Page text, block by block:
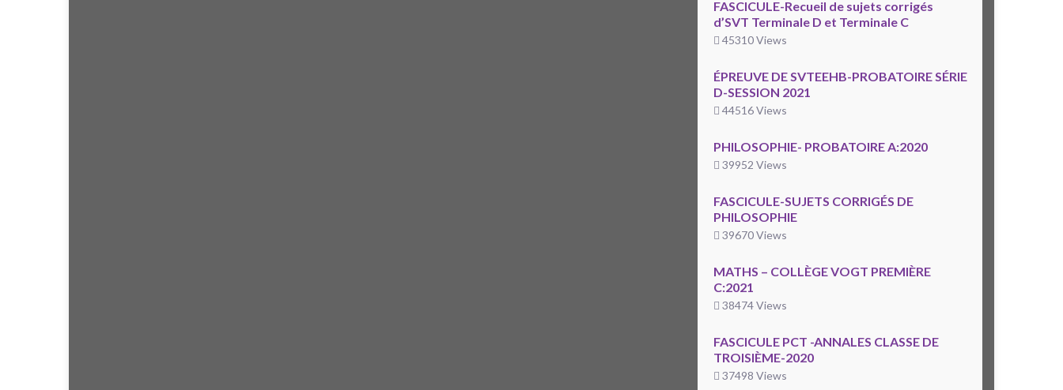
FASCICULE-Recueil de sujets corrigés
d’SVT Terminale D et Terminale C
45310 Views
ÉPREUVE DE SVTEEHB-PROBATOIRE SÉRIE
D-SESSION 2021
44516 Views
PHILOSOPHIE- PROBATOIRE A:2020
39952 Views
FASCICULE-SUJETS CORRIGÉS DE
PHILOSOPHIE
39670 Views
MATHS – COLLÈGE VOGT PREMIÈRE
C:2021
38474 Views
FASCICULE PCT -ANNALES CLASSE DE
TROISIÈME-2020
37498 Views